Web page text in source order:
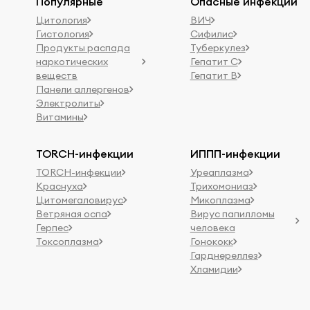
Цитология
Гистология
Продукты распада
наркотических
веществ
Панели аллергенов
Электролиты
Витамины
ВИЧ
Сифилис
Туберкулез
Гепатит C
Гепатит B
TORCH-инфекции
TORCH-инфекции
Краснуха
Цитомегаловирус
Ветряная оспа
Герпес
Токсоплазма
ИППП-инфекции
Уреаплазма
Трихомониаз
Микоплазма
Вирус папилломы
человека
Гонококк
Гарднереллез
Хламидии